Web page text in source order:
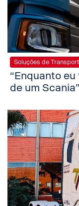
Soluções de
“Enquanto
de um Scania”